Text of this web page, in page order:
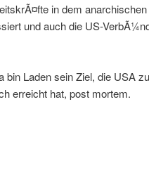
in dem
und auch die US-
bin Laden sein Ziel, die USA
erreicht hat, post mortem.